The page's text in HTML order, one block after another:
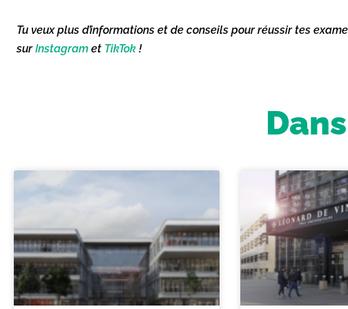
Tu veux plus d’informations et de conseils pour réussir tes
surInstagram et TikTok !